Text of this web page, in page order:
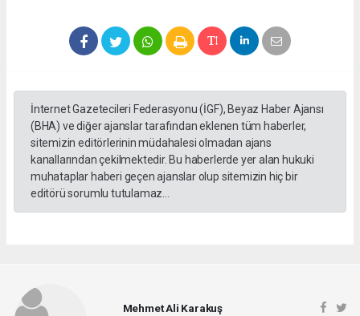
İnternet Gazetecileri Federasyonu (İGF), Beyaz Haber Ajansı
(BHA) ve diğer ajanslar tarafından eklenen tüm haberler,
sitemizin editörlerinin müdahalesi olmadan ajans
kanallarından çekilmektedir. Bu haberlerde yer alan hukuki
muhataplar haberi geçen ajanslar olup sitemizin hiç bir
editörü sorumlu tutulamaz...
Mehmet Ali Karakuş